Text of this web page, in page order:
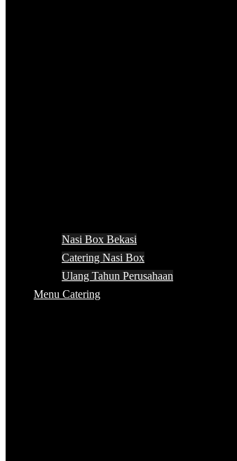
Nasi Box Bekasi
Catering Nasi Box
Ulang Tahun Perusahaan
Menu Catering